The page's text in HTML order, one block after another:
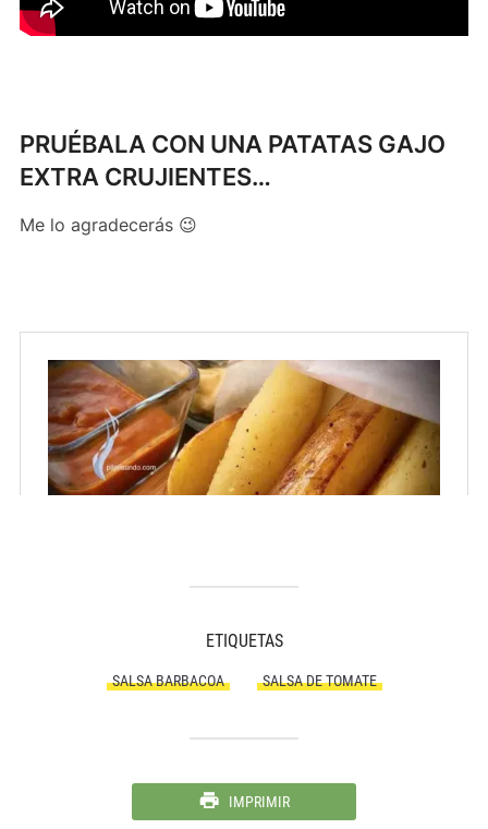
PRUÉBALA CON UNA PATATAS GAJO
EXTRA CRUJIENTES…
Me lo agradecerás 😉
ETIQUETAS
SALSA BARBACOA SALSA DE TOMATE
IMPRIMIR